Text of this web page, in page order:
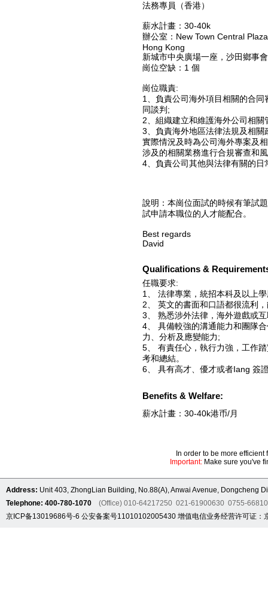
法務專員（香港）
薪水計畫：30-40k
辦公室：New Town Central
Hong Kong
新城市中央廣場一座，沙田鄉事
崗位空缺：1 個
崗位職責:
1、負責公司海外項目相關的合
同談判;
2、組織建立和維護海外公司相
3、負責海外地區法律法規及相
實際情況及時為公司海外專案及
涉及的相關業務進行合規審查和
4、負責公司其他與法律有關的日
說明：本崗位面試的時候有筆試
試申請本職位的人才能配合。
Best regards
David
Qualifications &
任職要求:
1、 法律專業，統招本科及以上
2、 英文的書面和口語都很流利
3、 熟悉涉外法律，海外遊戲或
4、 具備較強的溝通能力和團隊
力、分析及應變能力;
5、 有責任心，執行力強，工作
考和總結。
6、 具有高才、優才或者Iang 簽
Benefits & Welfare:
薪水計畫：30-40k港币/月
In order to be more
Important: Make sure you've
Address: Unit 403, ZhongLian Building, No.88(A), Anwai Avenue, Dongcheng
Telephone: 400-780-1070 (Office) 010-64217250 021-61900630 0755-
京ICP备13019686号-6 公安备案号11010102005430 增值电信业务经营许可证：